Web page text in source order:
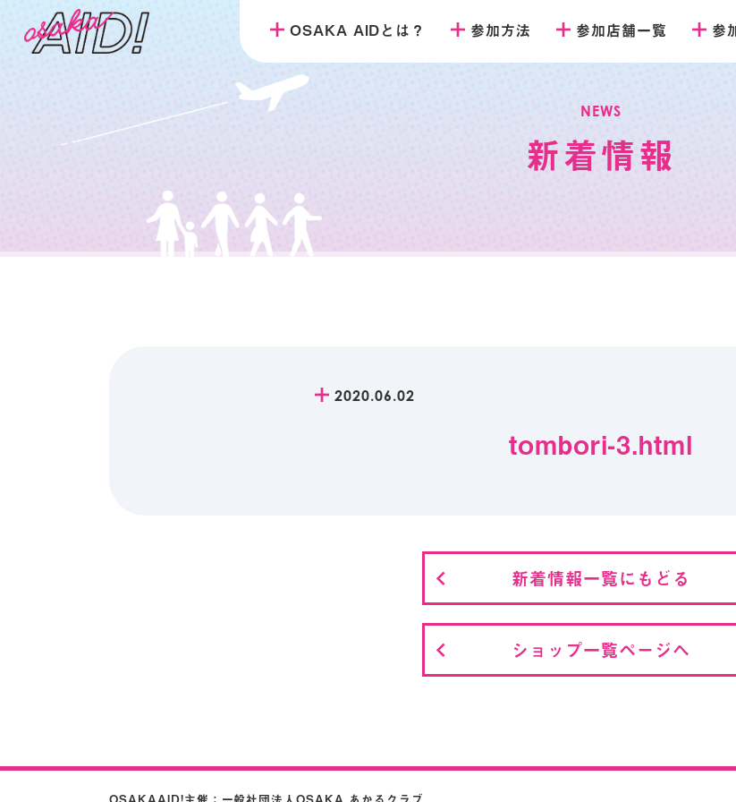
OSAKA AIDとは？ 参加方法 参加店舗一覧 参
NEWS
新着情報
2020.06.02
tombori-3.html
新着情報一覧にもどる
ショップ一覧ページへ